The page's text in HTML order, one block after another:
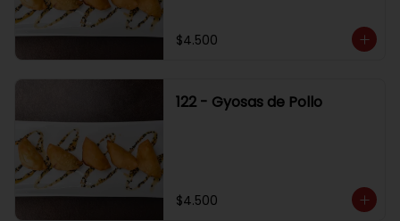
$4.500
122 - Gyosas de Pollo
$4.500